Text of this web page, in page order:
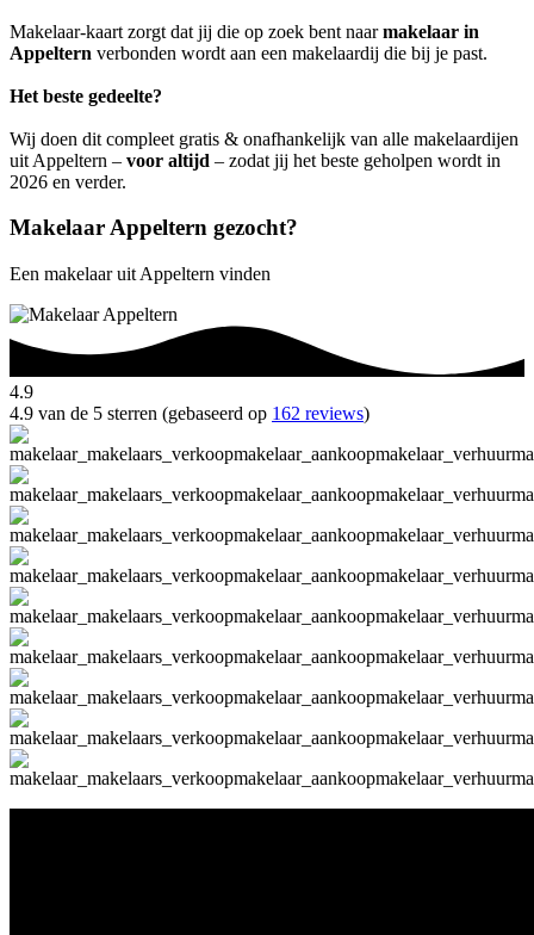
Makelaar-kaart zorgt dat jij die op zoek bent naarmakelaar in
Appeltern verbonden wordt aan een makelaardij die bij je past.
Het beste gedeelte?
Wij doen dit compleet gratis & onafhankelijk van alle makelaardijen
uit Appeltern – voor altijd – zodat jij het beste geholpen wordt in
2026 en verder.
Makelaar Appeltern gezocht?
Een makelaar uit Appeltern vinden
4.9
4.9 van de 5 sterren (gebaseerd op 162 reviews)